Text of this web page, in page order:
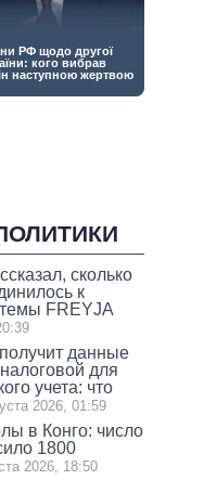
сколько
к
FREYJA
данные
для
учета: что
2026, 01:59
в Конго: число
1800
2026, 18:50